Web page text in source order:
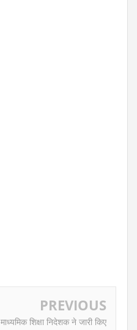
PREVIOUS
माध्यमिक शिक्षा निदेशक ने जारी किए